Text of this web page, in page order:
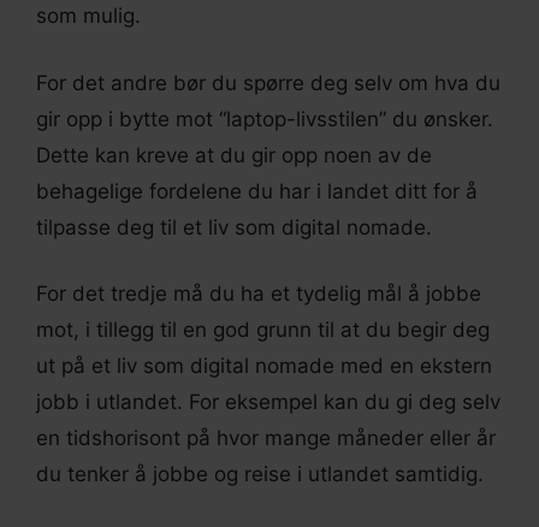
som mulig.
For det andre bør du spørre deg selv om hva du
gir opp i bytte mot “laptop-livsstilen” du ønsker.
Dette kan kreve at du gir opp noen av de
behagelige fordelene du har i landet ditt for å
tilpasse deg til et liv som digital nomade.
For det tredje må du ha et tydelig mål å jobbe
mot, i tillegg til en god grunn til at du begir deg
ut på et liv som digital nomade med en ekstern
jobb i utlandet. For eksempel kan du gi deg selv
en tidshorisont på hvor mange måneder eller år
du tenker å jobbe og reise i utlandet samtidig.